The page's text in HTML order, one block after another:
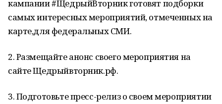
кампании #ЩедрыйВторник готовят подборки
самых интересных мероприятий, отмеченных на
карте,для федеральных СМИ.
2. Размещайте анонс своего мероприятия на
сайте Щедрыйвторник.рф.
3. Подготовьте пресс-релиз о своем мероприятии